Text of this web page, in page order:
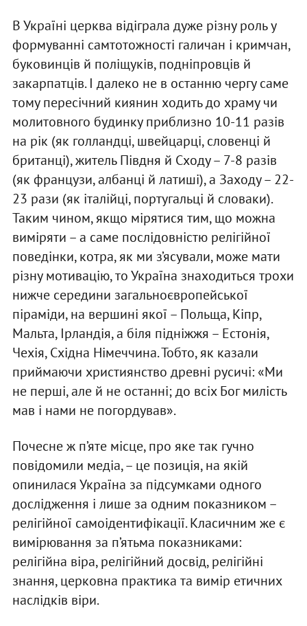
В Україні церква відіграла дуже різну роль у
формуванні самтотожності галичан і кримчан,
буковинців й поліщуків, подніпровців й
закарпатців. І далеко не в останню чергу саме
тому пересічний киянин ходить до храму чи
молитовного будинку приблизно 10-11 разів
на рік (як голландці, швейцарці, словенці й
британці), житель Півдня й Сходу – 7-8 разів
(як французи, албанці й латиші), а Заходу – 22-
23 рази (як італійці, португальці й словаки).
Таким чином, якщо мірятися тим, що можна
виміряти – а саме послідовністю релігійної
поведінки, котра, як ми з’ясували, може мати
різну мотивацію, то Україна знаходиться трохи
нижче середини загальноєвропейської
піраміди, на вершині якої – Польща, Кіпр,
Мальта, Ірландія, а біля підніжжя – Естонія,
Чехія, Східна Німеччина. Тобто, як казали
приймаючи християнство древні русичі: «Ми
не перші, але й не останні; до всіх Бог милість
мав і нами не погордував».
Почесне ж п’яте місце, про яке так гучно
повідомили медіа, – це позиція, на якій
опинилася Україна за підсумками одного
дослідження і лише за одним показником –
релігійної самоідентифікації. Класичним же є
вимірювання за п’ятьма показниками:
релігійна віра, релігійний досвід, релігійні
знання, церковна практика та вимір етичних
наслідків віри.